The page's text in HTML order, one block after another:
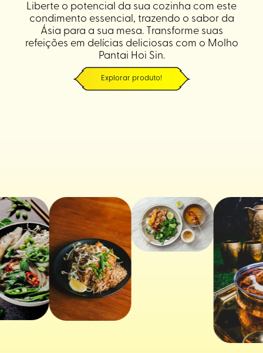
Liberte o potencial da sua cozinha com este
condimento essencial, trazendo o sabor da
Ásia para a sua mesa. Transforme suas
refeições em delícias deliciosas com o Molho
Pantai Hoi Sin.
Explorar produto!